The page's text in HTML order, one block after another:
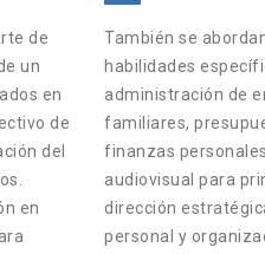
de
un
en
de
del
en
También se
habilidades
administración de
familiares,
finanzas
audiovisual para
dirección
personal y